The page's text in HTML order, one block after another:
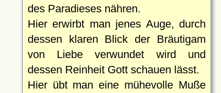
des Paradieses nähren.
Hier erwirbt man jenes Auge, durch
dessen klaren Blick der Bräutigam
von Liebe verwundet wird und
dessen Reinheit Gott schauen lässt.
Hier übt man eine mühevolle Muße